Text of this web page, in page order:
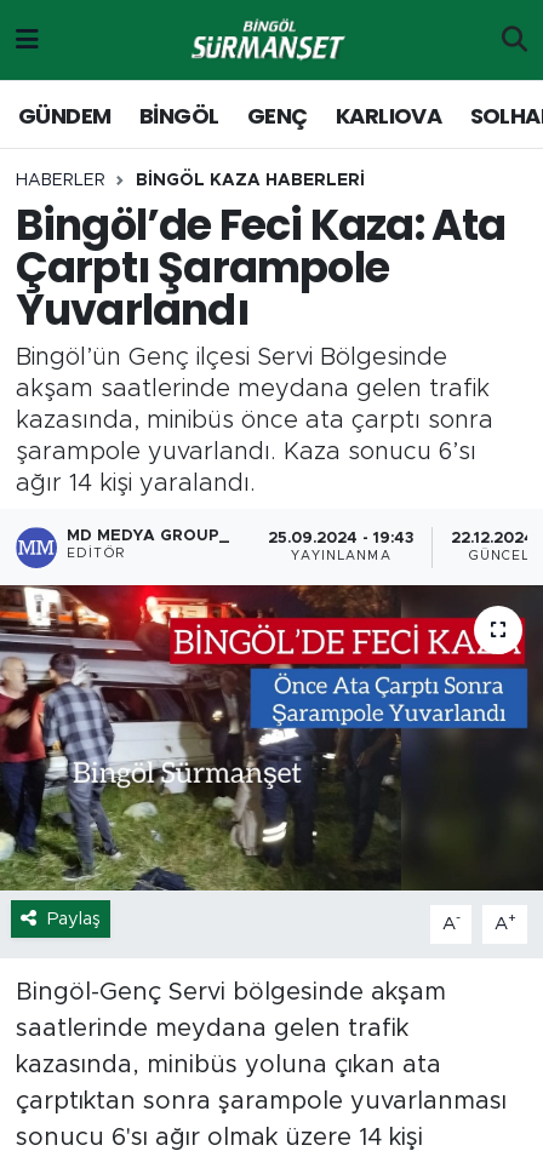
GÜNDEM BİNGÖL GENÇ KARLIOVA
HABERLER BİNGÖL KAZA HABERLERİ
Bingöl’de Feci Kaza: Ata
Çarptı Şarampole
Yuvarlandı
Bingöl’ün Genç ilçesi Servi Bölgesinde
akşam saatlerinde meydana gelen trafik
kazasında, minibüs önce ata çarptı sonra
şarampole yuvarlandı. Kaza sonucu 6’sı
ağır 14 kişi yaralandı.
MD MEDYA GROUP_
EDITÖR
25.09.2024 - 19:43
YAYINLANMA
22.12.2024
Paylaş A- A+
Bingöl-Genç Servi bölgesinde akşam
saatlerinde meydana gelen trafik
kazasında, minibüs yoluna çıkan ata
çarptıktan sonra şarampole yuvarlanması
sonucu 6'sı ağır olmak üzere 14 kişi
Genç
Solhan
Karlıova
Yayladere-Yedisu
MD Prestij Dergisi
Spor
Yaşam
Sağlık
Eğitim
Ekonomi
Hava Durumu
Bingöl Kaza Haberleri
Merkez Hava Durumu
Merkez Trafik Yoğunluk Haritası
Süper Lig Puan Durumu ve Fikstür
Son Dakika Haberleri
Haber Arşivi